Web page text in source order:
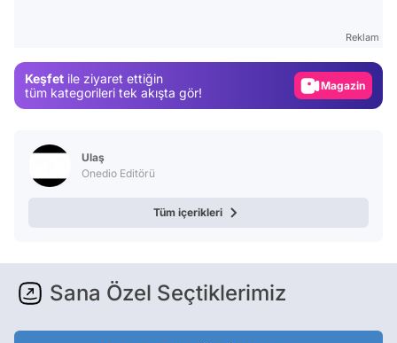
Reklam
Keşfet ile ziyaret ettiğin
tüm kategorileri tek akışta gör!
Magazin
Ulaş
Onedio Editörü
Tüm içerikleri
Sana Özel Seçtiklerimiz